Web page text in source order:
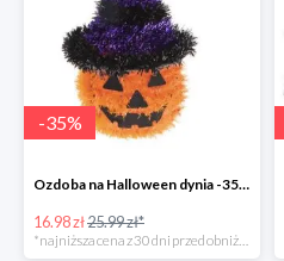
-35%
Ozdoba na Halloween dynia -35%
16.98 zł25.99 zł*
*najniższa cena z 30 dni przed obniżką